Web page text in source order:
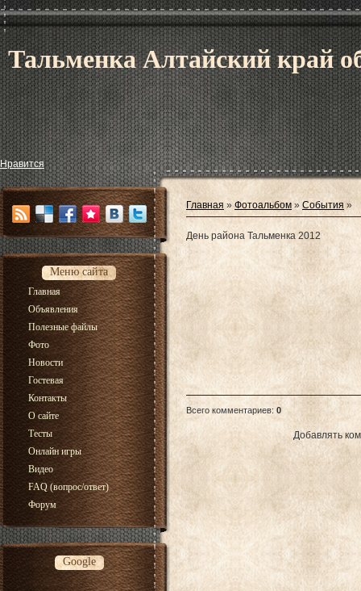
Тальменка Алтайский край
Нравится
Меню сайта
Главная
Объявления
Полезные файлы
Фото
Новости
Гостевая
Контакты
О сайте
Тесты
Онлайн игры
Видео
FAQ (вопрос/ответ)
Форум
Google
Главная » Фотоальбом » События »
День района Тальменка 2012
Всего комментариев: 0
Добавлять